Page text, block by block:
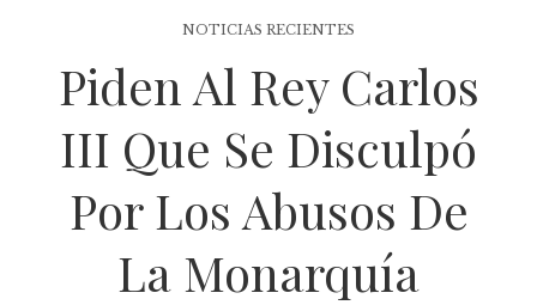
NOTICIAS RECIENTES
Piden Al Rey Carlos
III Que Se Disculpó
Por Los Abusos De
La Monarquía